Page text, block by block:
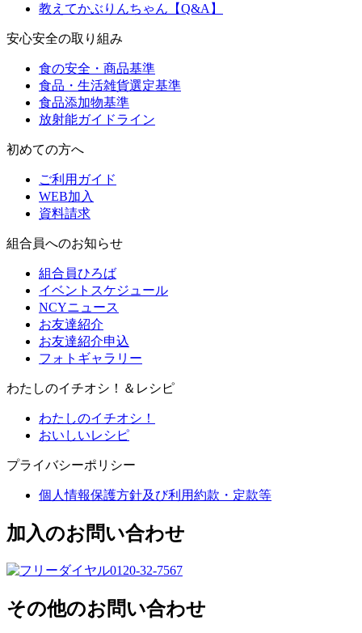
教えてかぶりんちゃん【Q&A】
安心安全の取り組み
食の安全・商品基準
食品・生活雑貨選定基準
食品添加物基準
放射能ガイドライン
初めての方へ
ご利用ガイド
WEB加入
資料請求
組合員へのお知らせ
組合員ひろば
イベントスケジュール
NCYニュース
お友達紹介
お友達紹介申込
フォトギャラリー
わたしのイチオシ！＆レシピ
わたしのイチオシ！
おいしいレシピ
プライバシーポリシー
個人情報保護方針及び利用約款・定款等
加入のお問い合わせ
0120-32-7567
その他のお問い合わせ